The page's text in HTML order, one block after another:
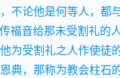
不论他是何等人，
福音给那未受割礼的
为受割礼之人作使徒
典，那称为教会柱